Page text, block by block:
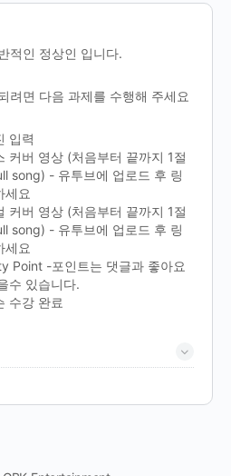
적인 정상인 입니다.
려면 다음 과제를 수행해 주세요
입력
커버 영상 (처음부터 끝까지 1절
song) - 유투브에 업로드 후 링
세요
커버 영상 (처음부터 끝까지 1절
song) - 유투브에 업로드 후 링
세요
Point -포인트는 댓글과 좋아요
수 있습니다.
수강 완료